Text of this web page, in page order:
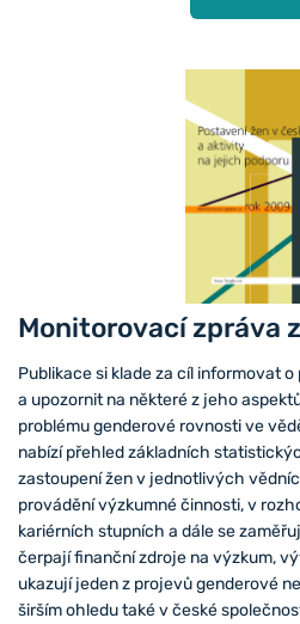
Monitorovací zpráva
Publikace si klade za cíl informovat
a upozornit na některé z jeho
problému genderové rovnosti ve
nabízí přehled základních
zastoupení žen v jednotlivých
provádění výzkumné činnosti, v
kariérních stupních a dále se
čerpají finanční zdroje na výzkum,
ukazují jeden z projevů genderové
širším ohledu také v české